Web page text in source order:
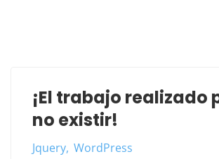
¡El trabajo realizado
no existir!
Jquery WordPress